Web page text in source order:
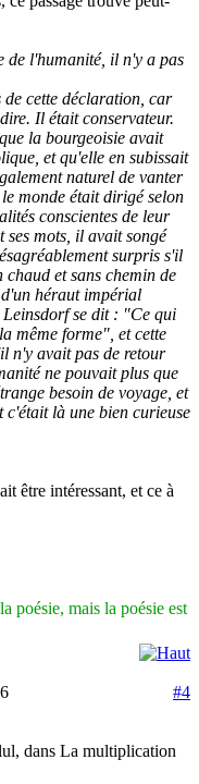
de l'humanité, il n'y a pas
cette déclaration, car
Il était conservateur.
la bourgeoisie avait
et qu'elle en subissait
naturel de vanter
monde était dirigé selon
conscientes de leur
mots, il avait songé
surpris s'il
et sans chemin de
d'un héraut impérial
se dit : "Ce qui
même forme", et cette
n'y avait pas de retour
ne pouvait plus que
besoin de voyage, et
là une bien curieuse
être intéressant, et ce à
poésie, mais la poésie est
#4
dans La multiplication